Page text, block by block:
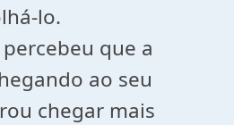
lo.
que a
ao seu
chegar mais